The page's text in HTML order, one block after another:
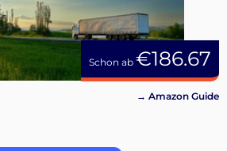
Schon ab €186.67
→ Amazon Guide